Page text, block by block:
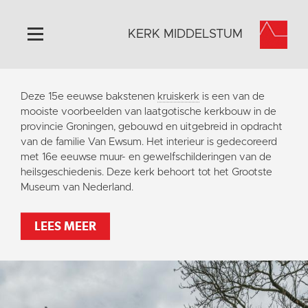
Home
Algemeen
Historie
Omgeving
Het Grootste Museum
Steun ons
KERK MIDDELSTUM
Deze 15e eeuwse bakstenen kruiskerk is een van de
mooiste voorbeelden van laatgotische kerkbouw in de
provincie Groningen, gebouwd en uitgebreid in opdracht
van de familie Van Ewsum. Het interieur is gedecoreerd
met 16e eeuwse muur- en gewelfschilderingen van de
heilsgeschiedenis. Deze kerk behoort tot het Grootste
Museum van Nederland.
LEES MEER